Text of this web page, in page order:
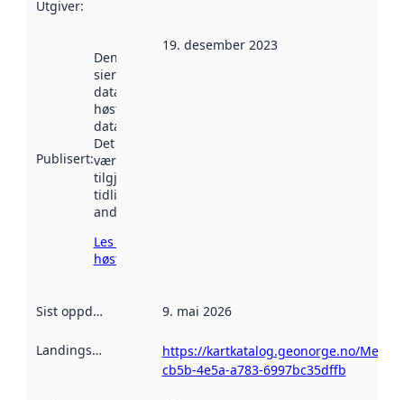
Utgiver:
Publisert:
Denne datoen
sier når
datasettet ble
høstet av
data.norge.no.
Det kan ha
vært
tilgjengelig
tidligere
andre steder.
Les mer om
høsting her
19. desember 2023
Sist oppdatert 9. mai 2026
Landingsside
https://kartkatalog.geonorge.no/
cb5b-4e5a-a783-6997bc35dffb